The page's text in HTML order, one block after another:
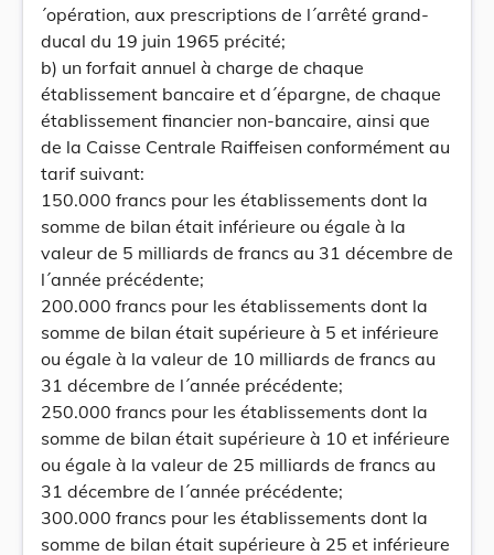
´opération, aux prescriptions de l´arrêté grand-
ducal du 19 juin 1965 précité;
b) un forfait annuel à charge de chaque
établissement bancaire et d´épargne, de chaque
établissement financier non-bancaire, ainsi que
de la Caisse Centrale Raiffeisen conformément au
tarif suivant:
150.000 francs pour les établissements dont la
somme de bilan était inférieure ou égale à la
valeur de 5 milliards de francs au 31 décembre de
l´année précédente;
200.000 francs pour les établissements dont la
somme de bilan était supérieure à 5 et inférieure
ou égale à la valeur de 10 milliards de francs au
31 décembre de l´année précédente;
250.000 francs pour les établissements dont la
somme de bilan était supérieure à 10 et inférieure
ou égale à la valeur de 25 milliards de francs au
31 décembre de l´année précédente;
300.000 francs pour les établissements dont la
somme de bilan était supérieure à 25 et inférieure